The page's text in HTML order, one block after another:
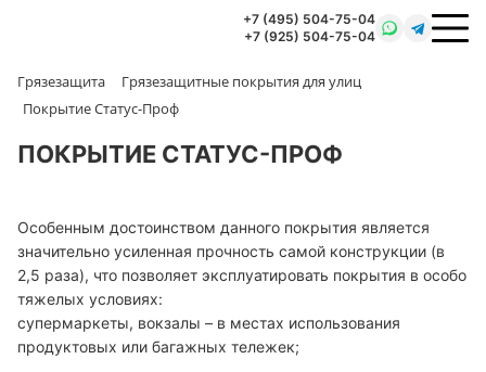
+7 (495) 504-75-04
+7 (925) 504-75-04
Грязезащита
Грязезащитные покрытия для улиц
Покрытие Статус-Проф
ПОКРЫТИЕ СТАТУС-ПРОФ
Особенным достоинством данного покрытия является
значительно усиленная прочность самой конструкции (в
2,5 раза), что позволяет эксплуатировать покрытия в особо
тяжелых условиях:
супермаркеты, вокзалы – в местах использования
продуктовых или багажных тележек;